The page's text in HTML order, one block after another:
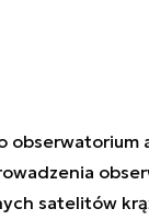
obserwatorium
satelitów